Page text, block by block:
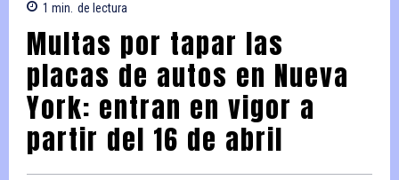
1 min. de lectura
Multas por tapar las
placas de autos en Nueva
York: entran en vigor a
partir del 16 de abril